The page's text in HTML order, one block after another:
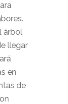
árbol
llegar
en
de